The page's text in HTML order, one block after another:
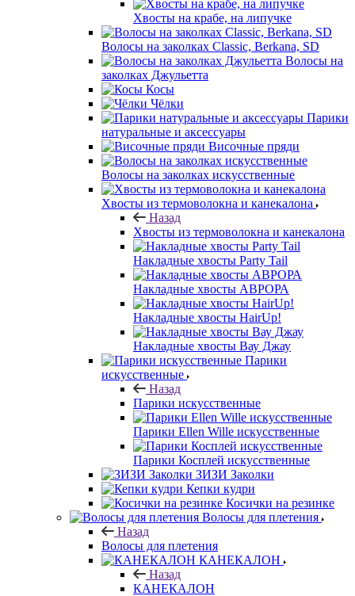
Хвосты на крабе, на липучке
Волосы на заколках Classic, Berkana, SD
Волосы на
заколках Джульетта
Косы
Чёлки
Парики
натуральные и аксессуары
Височные пряди
Волосы на заколках искусственные
Хвосты из термоволокна и канекалона
Назад
Хвосты из термоволокна и канекалона
Накладные хвосты Party Tail
Накладные хвосты АВРОРА
Накладные хвосты HairUp!
Накладные хвосты Вау Джау
Парики
искусственные
Назад
Парики искусственные
Парики Ellen Wille искусственные
Парики Косплей искусственные
ЗИЗИ Заколки
Кепки кудри
Косички на резинке
Волосы для плетения
Назад
Волосы для плетения
КАНЕКАЛОН
Назад
КАНЕКАЛОН